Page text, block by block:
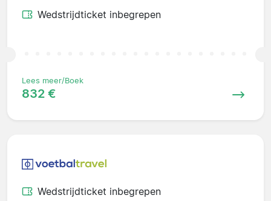
Wedstrijdticket inbegrepen
Lees meer/Boek
832 €
Wedstrijdticket inbegrepen